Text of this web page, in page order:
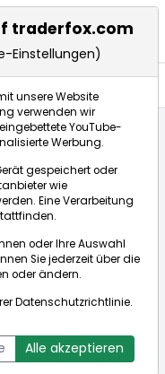
Bid:0,000€Ask:0,000€
traderfox.com
Einstellungen)
unsere Website
verwenden wir
YouTube-
Werbung.
gespeichert oder
wie
Eine Verarbeitung
oder Ihre Auswahl
Sie jederzeit über die
oder ändern.
Datenschutzrichtlinie.
Alle akzeptieren